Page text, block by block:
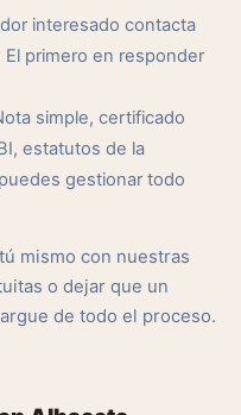
interesado contacta
primero en responder
simple, certificado
estatutos de la
gestionar todo
mismo con nuestras
o dejar que un
de todo el proceso.